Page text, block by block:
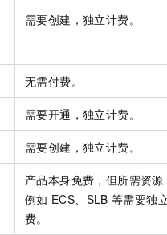
需要创建，独立计费。
无需付费。
需要开通，独立计费。
需要创建，独立计费。
产品本身免费，但所需资源
例如 ECS、SLB 等需要独
费。